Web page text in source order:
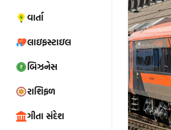
વાર્તા
લાઇફસ્ટાઇલ
બિઝનેસ
રાશિફળ
ગીતા સંદેશ